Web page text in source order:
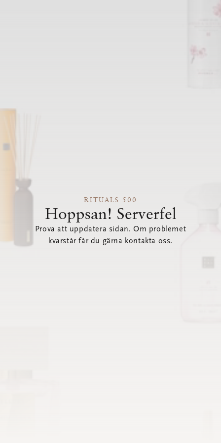
RITUALS 500
Hoppsan! Serverfel
Prova att uppdatera sidan. Om problemet
kvarstår får du gärna kontakta oss.